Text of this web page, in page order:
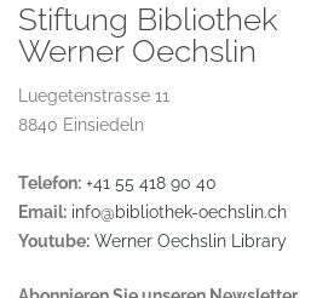
Stiftung Bibliothek
Werner Oechslin
Luegetenstrasse 11
8840 Einsiedeln
Telefon: +41 55 418 90 40
Email: info@bibliothek-oechslin.ch
Youtube: Werner Oechslin Library